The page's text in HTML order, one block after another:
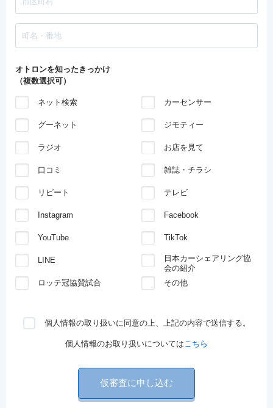
オトロンを知ったきっかけ
（複数選択可）
ネット検索 カーセンサー
グーネット ジモティー
ラジオ お店を見て
口コミ 雑誌・チラシ
リピート テレビ
Instagram Facebook
YouTube TikTok
LINE
日本カーシェアリング協
会の紹介
ロッテ冠協賛試合
その他
個人情報の取り扱いに同意の上、上記の内容で送信する。
個人情報のお取り扱いについてはこちら
仮審査に申し込む